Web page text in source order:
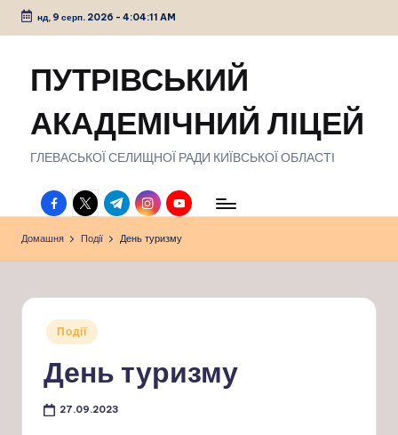
Перейти
нд, 9 серп. 2026 - 4:04:12 AM
ПУТРІВСЬКИЙ
АКАДЕМІЧНИЙ ЛІЦЕЙ
ГЛЕВАСЬКОЇ СЕЛИЩНОЇ РАДИ КИЇВСЬКОЇ ОБЛАСТІ
facebook.com
twitter.com
t.me instagram.com
youtube.com
Домашня Події День туризму
Опубліковано
Події
День туризму
27.09.2023